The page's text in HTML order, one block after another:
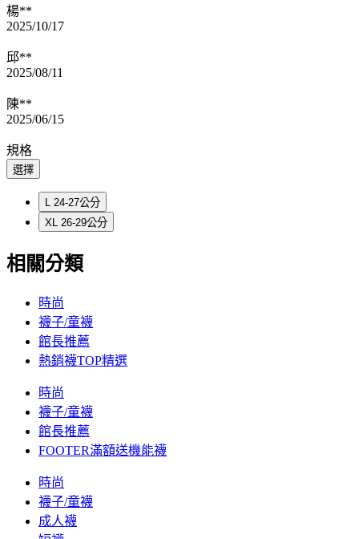
楊**
2025/10/17
邱**
2025/08/11
陳**
2025/06/15
規格
選擇
L 24-27公分
XL 26-29公分
相關分類
時尚
襪子/童襪
館長推薦
熱銷襪TOP精選
時尚
襪子/童襪
館長推薦
FOOTER滿額送機能襪
時尚
襪子/童襪
成人襪